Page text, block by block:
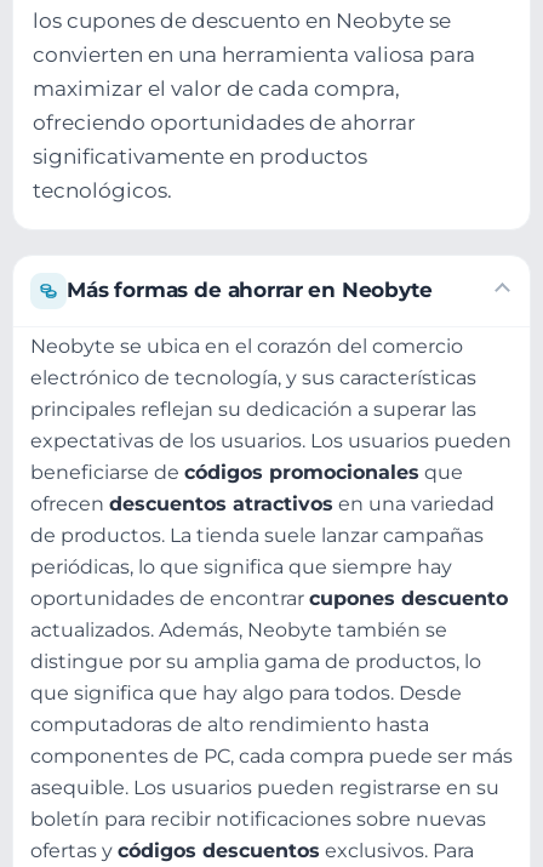
los cupones de descuento en Neobyte se
convierten en una herramienta valiosa para
maximizar el valor de cada compra,
ofreciendo oportunidades de ahorrar
significativamente en productos
tecnológicos.
Más formas de ahorrar en Neobyte
Neobyte se ubica en el corazón del comercio
electrónico de tecnología, y sus características
principales reflejan su dedicación a superar las
expectativas de los usuarios. Los usuarios pueden
beneficiarse de códigos promocionales que
ofrecen descuentos atractivos en una variedad
de productos. La tienda suele lanzar campañas
periódicas, lo que significa que siempre hay
oportunidades de encontrar cupones descuento
actualizados. Además, Neobyte también se
distingue por su amplia gama de productos, lo
que significa que hay algo para todos. Desde
computadoras de alto rendimiento hasta
componentes de PC, cada compra puede ser más
asequible. Los usuarios pueden registrarse en su
boletín para recibir notificaciones sobre nuevas
ofertas y códigos descuentos exclusivos. Para